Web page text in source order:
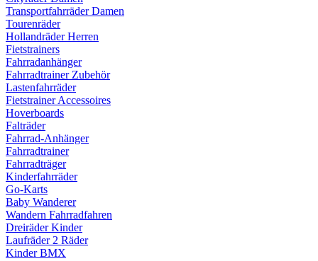
Transportfahrräder Damen
Tourenräder
Hollandräder Herren
Fietstrainers
Fahrradanhänger
Fahrradtrainer Zubehör
Lastenfahrräder
Fietstrainer Accessoires
Hoverboards
Falträder
Fahrrad-Anhänger
Fahrradtrainer
Fahrradträger
Kinderfahrräder
Go-Karts
Baby Wanderer
Wandern Fahrradfahren
Dreiräder Kinder
Laufräder 2 Räder
Kinder BMX